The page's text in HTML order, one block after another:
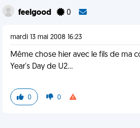
feelgood 0
mardi 13 mai 2008 16:23
Même chose hier avec le fils de ma
Year's Day de U2...
0 0